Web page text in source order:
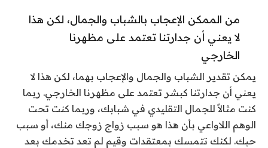
من الممكن الإعجاب بالشباب والجمال، لكن هذا
لا يعني أن جدارتنا تعتمد على مظهرنا
الخارجي
يمكن تقدير الشباب والجمال والإعجاب بهما، لكن هذا لا
يعني أن جدارتنا كبشر تعتمد على مظهرنا الخارجي. ربما
كنت مثالاً للجمال التقليدي في شبابك، وربما كنت تحت
الوهم اللاواعي بأن هذا هو سبب زواج زوجك منك، أو سبب
حبك. لكنك تتمسك بمعتقدات وقيم لم تعد تخدمك بعد